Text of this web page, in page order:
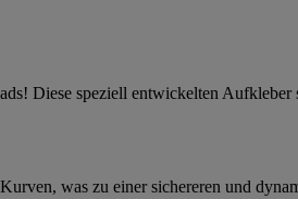
Diese speziell entwickelten
was zu einer sichereren und